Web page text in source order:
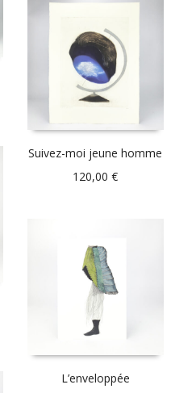
Suivez-moi jeune homme
120,00€
L’enveloppée